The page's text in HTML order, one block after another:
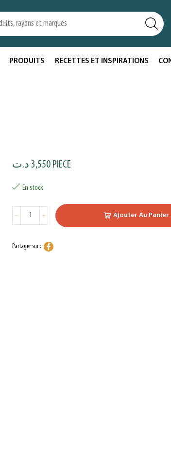
PRODUITS RECETTES ET INSPIRATIONS
3,550 د.ت PIECE
En stock
Ajouter Au Panier
Partager sur :